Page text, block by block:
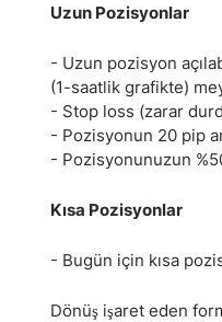
Petrol
Uzun Pozisyonlar
- Uzun pozisyon
(1-saatlik grafikte)
- Stop loss (zarar
- Pozisyonun 20 pip
- Pozisyonunuzun
Kısa Pozisyonlar
- Bugün için kısa
Dönüş işaret eden